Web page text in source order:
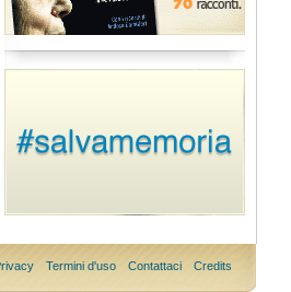
Termini d'uso Contattaci Credits